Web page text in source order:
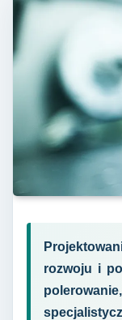
rozwoju i